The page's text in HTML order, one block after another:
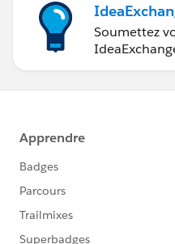
Not Provided
14. Checking if session
provided
Soumettez